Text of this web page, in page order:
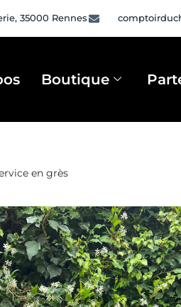
35000 Rennes
Boutique
en grès